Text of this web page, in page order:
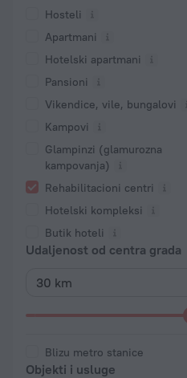
Hosteli
Apartmani
Hotelski apartmani
Pansioni
Vikendice, vile, bungalovi
Kampovi
Glampinzi (glamurozna
kampovanja)
Rehabilitacioni centri
Hotelski kompleksi
Butik hoteli
Udaljenost od centra grada
Blizu metro stanice
Objekti i usluge